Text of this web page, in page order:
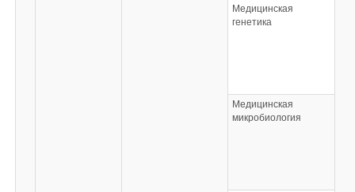
Медицинская
генетика
Медицинская
микробиология